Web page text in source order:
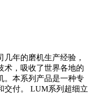
年的磨机生产经验，
术，吸收了世界各地的
。本系列产品是一种专
交付。 LUM系列超细立